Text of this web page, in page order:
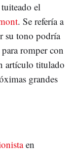
el
. Se refería a
su tono podría
romper con
artículo titulado
grandes
en